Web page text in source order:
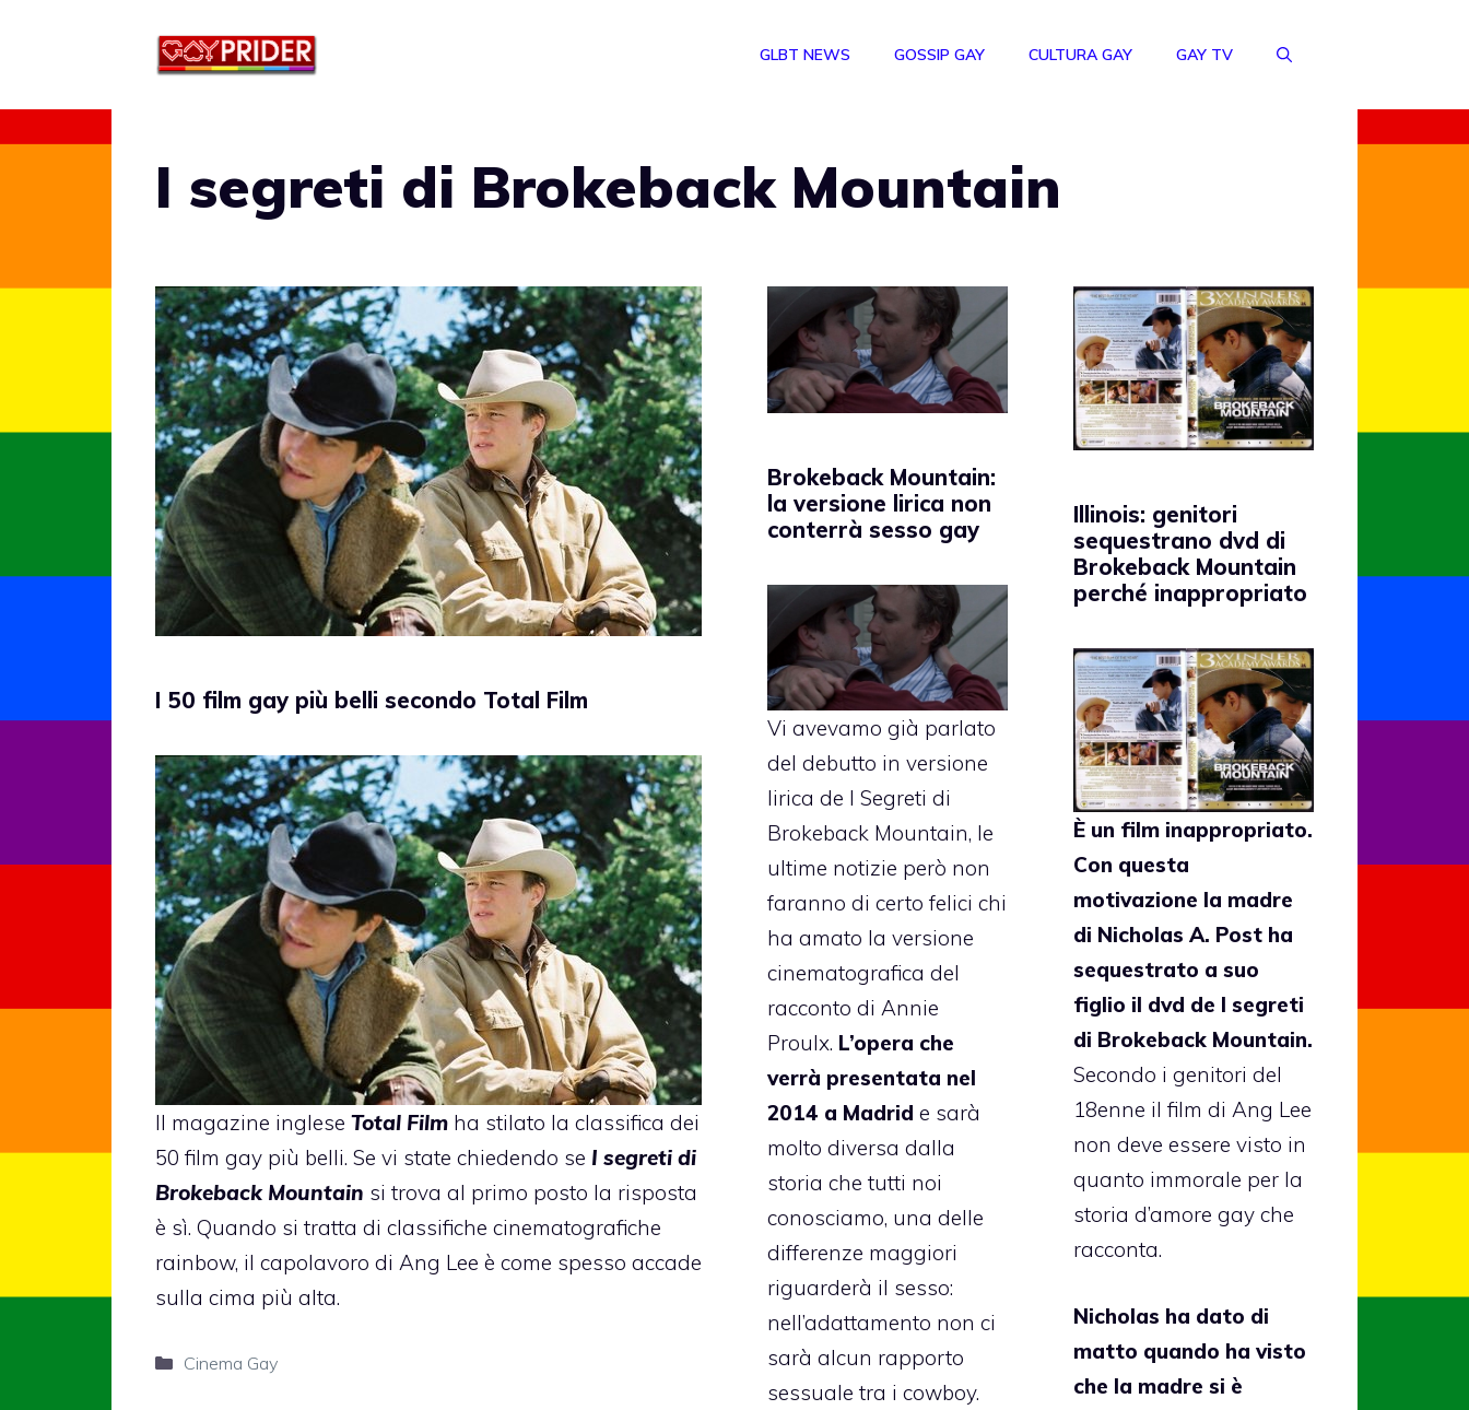
GLBT NEWS GOSSIP GAY CULTURA GAY GAY TV
I segreti di Brokeback Mountain
I 50 film gay più belli secondo Total Film
Il magazine inglese Total Film ha stilato la classifica dei
50 film gay più belli. Se vi state chiedendo se I segreti di
Brokeback Mountain si trova al primo posto la risposta
è sì. Quando si tratta di classifiche cinematografiche
rainbow, il capolavoro di Ang Lee è come spesso accade
sulla cima più alta.
Categorie
Cinema Gay
Brokeback Mountain:
la versione lirica non
conterrà sesso gay
Vi avevamo già parlato
del debutto in versione
lirica de I Segreti di
Brokeback Mountain, le
ultime notizie però non
faranno di certo felici chi
ha amato la versione
cinematografica del
racconto di Annie
Proulx. L’opera che
verrà presentata nel
2014 a Madrid e sarà
molto diversa dalla
storia che tutti noi
conosciamo, una delle
differenze maggiori
riguarderà il sesso:
nell’adattamento non ci
sarà alcun rapporto
sessuale tra i cowboy.
Illinois: genitori
sequestrano dvd di
Brokeback Mountain
perché inappropriato
È un film inappropriato.
Con questa
motivazione la madre
di Nicholas A. Post ha
sequestrato a suo
figlio il dvd de I segreti
di Brokeback Mountain.
Secondo i genitori del
18enne il film di Ang Lee
non deve essere visto in
quanto immorale per la
storia d’amore gay che
racconta.
Nicholas ha dato di
matto quando ha visto
che la madre si è